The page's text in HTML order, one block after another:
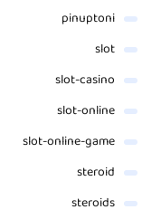
pinuptoni
slot
slot-casino
slot-online
slot-online-game
steroid
steroids